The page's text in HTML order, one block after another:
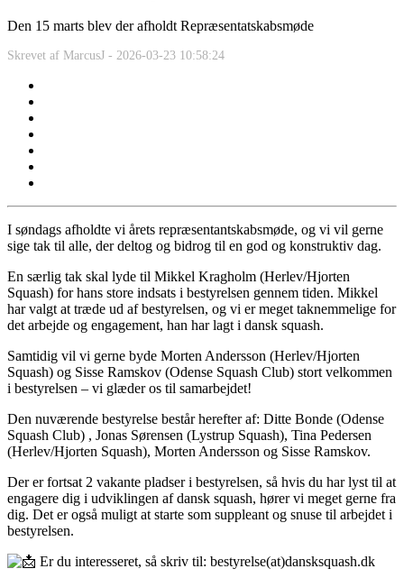
Den 15 marts blev der afholdt Repræsentatskabsmøde
Skrevet af MarcusJ - 2026-03-23 10:58:24
I søndags afholdte vi årets repræsentantskabsmøde, og vi vil gerne
sige tak til alle, der deltog og bidrog til en god og konstruktiv dag.
En særlig tak skal lyde til Mikkel Kragholm (Herlev/Hjorten
Squash) for hans store indsats i bestyrelsen gennem tiden. Mikkel
har valgt at træde ud af bestyrelsen, og vi er meget taknemmelige for
det arbejde og engagement, han har lagt i dansk squash.
Samtidig vil vi gerne byde Morten Andersson (Herlev/Hjorten
Squash) og Sisse Ramskov (Odense Squash Club) stort velkommen
i bestyrelsen – vi glæder os til samarbejdet!
Den nuværende bestyrelse består herefter af: Ditte Bonde (Odense
Squash Club) , Jonas Sørensen (Lystrup Squash), Tina Pedersen
(Herlev/Hjorten Squash), Morten Andersson og Sisse Ramskov.
Der er fortsat 2 vakante pladser i bestyrelsen, så hvis du har lyst til at
engagere dig i udviklingen af dansk squash, hører vi meget gerne fra
dig. Det er også muligt at starte som suppleant og snuse til arbejdet i
bestyrelsen.
Er du interesseret, så skriv til: bestyrelse(at)dansksquash.dk